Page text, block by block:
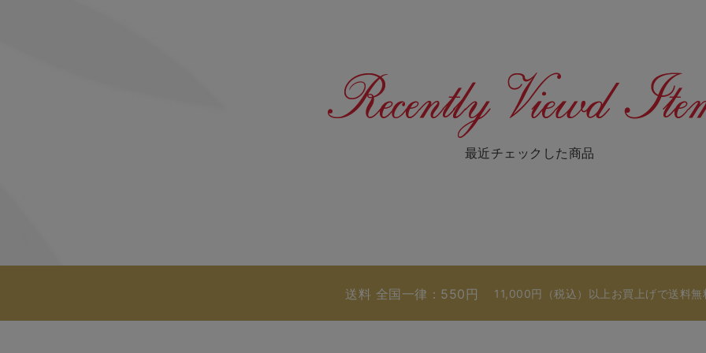
最近チェックした商品
送料 全国一律：550円 11,000円（税込）以上お買上げで送料無